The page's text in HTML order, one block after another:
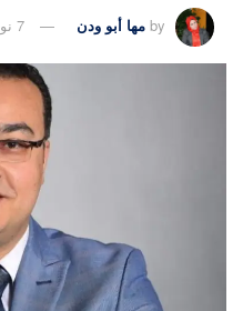
by مها أبو ودن 7 نوفمبر، 2024